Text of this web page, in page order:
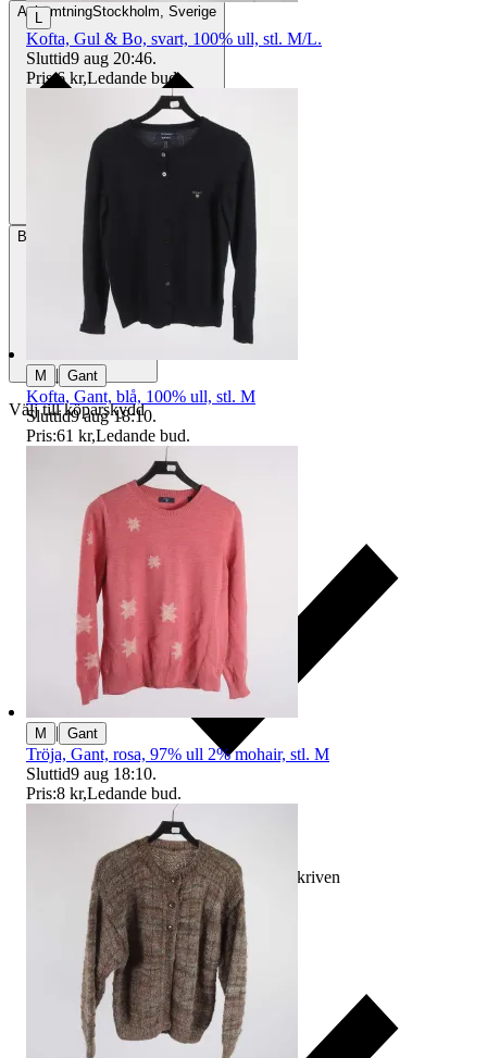
AvhämtningStockholm, Sverige
Betalning Via Tradera
Välj till köparskydd
Ersättning om varan inte är som beskriven
Kofta, Gul & Bo, svart, 100% ull, stl. M/L.
Sluttid9 aug 20:46.
Pris:6 kr,Ledande bud.
M | Gant
Kofta, Gant, blå, 100% ull, stl. M
Sluttid9 aug 18:10.
Pris:61 kr,Ledande bud.
M | Gant
Tröja, Gant, rosa, 97% ull 2% mohair, stl. M
Sluttid9 aug 18:10.
Pris:8 kr,Ledande bud.